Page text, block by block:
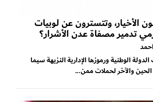
الأخيار، وتتسترون عن لوبيات
تدمير مصفاة عدن الأشرار؟
الوطنية ورموزها الإدارية النزيهة سيما
الحين والآخر لحملات ممن...